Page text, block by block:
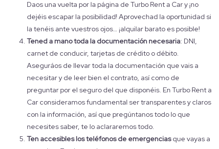
Daos una vuelta por la página de Turbo Rent a Car y ¡no
dejéis escapar la posibilidad! Aprovechad la oportunidad si
la tenéis ante vuestros ojos… ¡alquilar barato es posible!
Tened a mano toda la documentación necesaria: DNI,
carnet de conducir, tarjetas de crédito o débito.
Aseguráos de llevar toda la documentación que vais a
necesitar y de leer bien el contrato, así como de
preguntar por el seguro del que disponéis. En Turbo Rent a
Car consideramos fundamental ser transparentes y claros
con la información, así que pregúntanos todo lo que
necesites saber, te lo aclararemos todo.
Ten accesibles los teléfonos de emergenciasque vayas a